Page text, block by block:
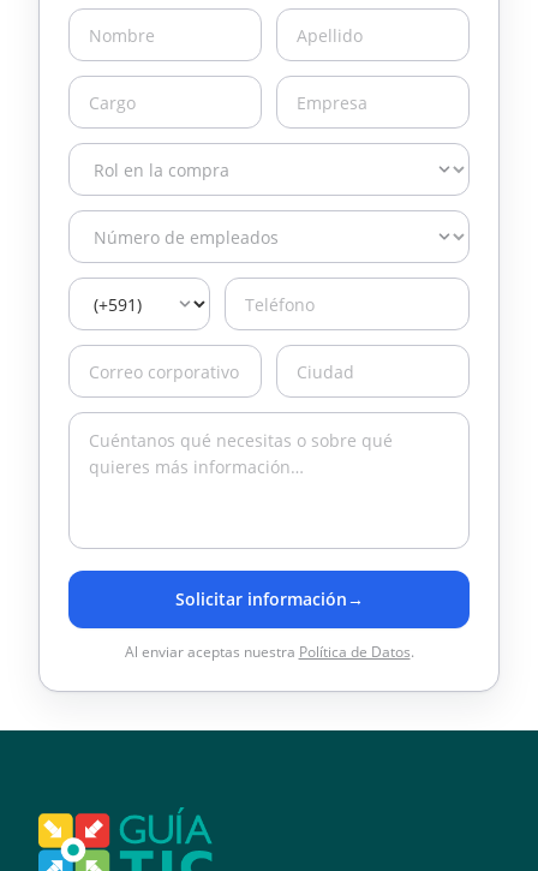
Solicitar información→
Al enviar aceptas nuestra Política de Datos.